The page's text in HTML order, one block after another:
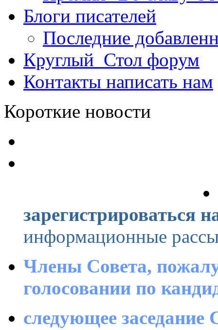
Блоги писателей
Последние
Круглый_Стол форум
Контакты написать нам
Короткие новости
зарегистрироваться
информационные
Члены Совета,
голосовании по
следующее заседание